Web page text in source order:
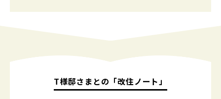
T様邸さまとの「改住ノート」